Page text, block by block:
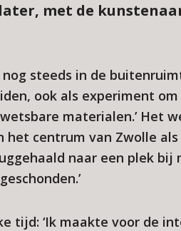
met de
steeds in de
ook als experiment
materialen.’ Het
centrum van Zwolle
naar een plek bij
tijd: ‘Ik maakte voor de